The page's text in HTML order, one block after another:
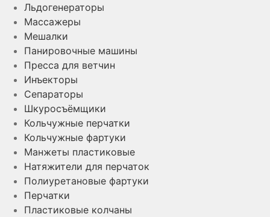
Льдогенераторы
Массажеры
Мешалки
Панировочные машины
Пресса для ветчин
Инъекторы
Сепараторы
Шкуросъёмщики
Кольчужные перчатки
Кольчужные фартуки
Манжеты пластиковые
Натяжители для перчаток
Полиуретановые фартуки
Перчатки
Пластиковые колчаны